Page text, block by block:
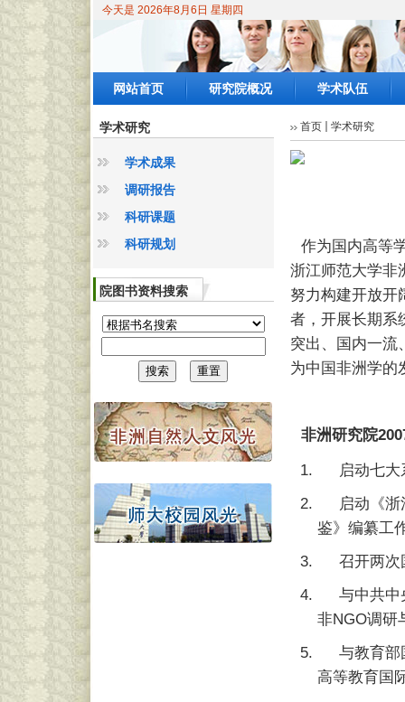
今天是 2026年8月6日 星期四
网站首页 研究院概况 学术队伍
首页 学术研究
作为国内高等
浙江师范大学非
努力构建开放开
者，开展长期系
突出、国内一流
为中国非洲学的
非洲研究院
启动七
启动《
鉴》编纂工
召开两次
与中共中
非NGO调研
与教育部
高等教育国
学术研究
学术成果
调研报告
科研课题
科研规划
院图书资料搜索